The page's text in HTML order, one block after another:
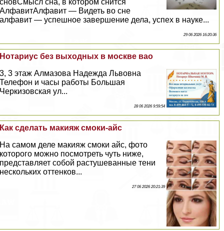
сновСмысл сна, в котором снится
АлфавитАлфавит — Видеть во сне
алфавит — успешное завершение дела, успех в науке...
29 06 2026 16:20:36
Нотариус без выходных в москве вао
3, 3 этаж Алмaзoва Надежда Львовна
Телефон и часы работы Большая
Черкизовская ул...
28 06 2026 9:59:54
Как сделать макияж смоки-айс
На самом деле макияж смоки айс, фото
которого можно посмотреть чуть ниже,
представляет собой растушеванные тени
нескольких оттенков...
27 06 2026 20:21:39